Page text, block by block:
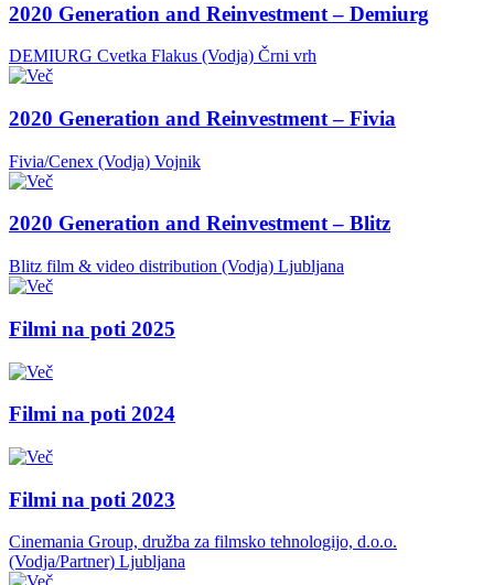
2020 Generation and Reinvestment – Demiurg
DEMIURG Cvetka Flakus (Vodja) Črni vrh
2020 Generation and Reinvestment – Fivia
Fivia/Cenex (Vodja) Vojnik
2020 Generation and Reinvestment – Blitz
Blitz film & video distribution (Vodja) Ljubljana
Filmi na poti 2025
Filmi na poti 2024
Filmi na poti 2023
Cinemania Group, družba za filmsko tehnologijo, d.o.o.
(Vodja/Partner) Ljubljana